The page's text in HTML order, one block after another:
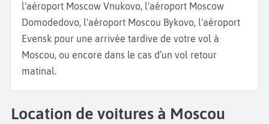
l'aéroport Moscow Vnukovo, l'aéroport Moscow
Domodedovo, l'aéroport Moscou Bykovo, l'aéroport
Evensk pour une arrivée tardive de votre vol à
Moscou, ou encore dans le cas d’un vol retour
matinal.
Location de voitures à Moscou